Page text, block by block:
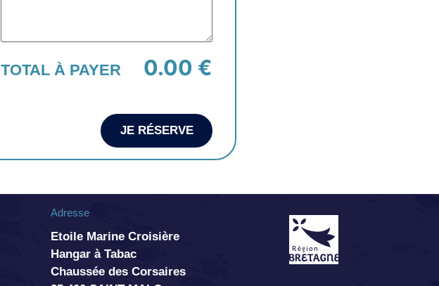
TOTAL À PAYER 0.00 €
JE RÉSERVE
Adresse
Etoile Marine Croisière
Hangar à Tabac
Chaussée des Corsaires